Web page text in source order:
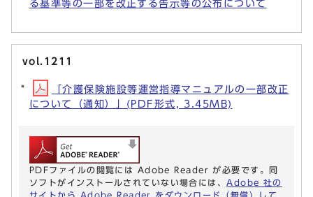
る基準等の一部を改正する告示等の公布について
vol.1211
「介護保険施設等運営指導マニュアルの一部改正
について（通知）」(PDF形式, 3.45MB)
PDFファイルの閲覧には Adobe Reader が必要です。同
ソフトがインストールされていない場合には、 Adobe 社の
サイトから Adobe Reader をダウンロード（無償）して